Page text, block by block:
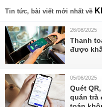
Tin tức, bài viết mới nhất về
26/08/2025
Thanh
được
05/06/2025
Quét
quán trà